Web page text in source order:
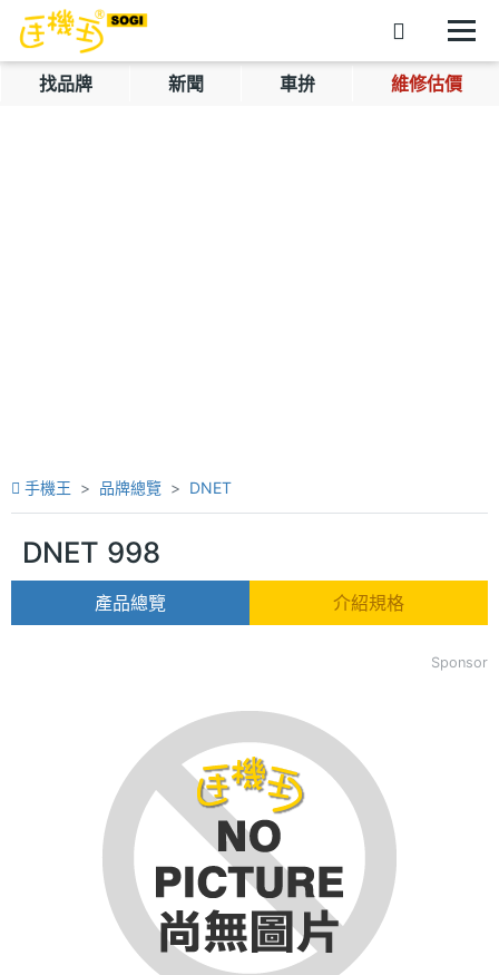
找品牌 新聞 車拚 維修估價
手機王 品牌總覽 DNET
DNET 998
產品總覽 介紹規格
Sponsor